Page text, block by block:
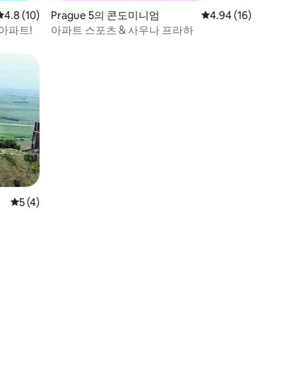
점 4.8점(5점 만점), 후기 10개
4.8 (10)
파트!
Prague 5의 콘도미니엄 평점 4.94점(5점 만점
4.94 (16)
아파트 스포츠 & 사우나 프라하
평점 5점(5점 만점), 후기 4개
5 (4)